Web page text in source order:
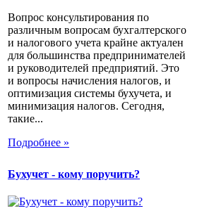
Вопрос консультирования по
различным вопросам бухгалтерского
и налогового учета крайне актуален
для большинства предпринимателей
и руководителей предприятий. Это
и вопросы начисления налогов, и
оптимизация системы бухучета, и
минимизация налогов. Сегодня,
такие...
Подробнее »
Бухучет - кому поручить?